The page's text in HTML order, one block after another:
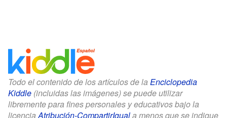
Todo el contenido de los artículos de la Enciclopedia
Kiddle (incluidas las imágenes) se puede utilizar
libremente para fines personales y educativos bajo la
licencia Atribución-CompartirIguala menos que se indique